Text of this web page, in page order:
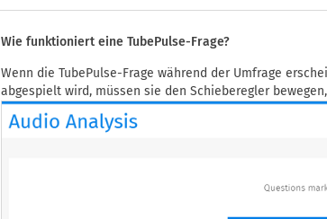
Wie funktioniert eine TubePulse-Frage?
Wenn die TubePulse-Frage während der Umfrage
abgespielt wird, müssen sie den Schieberegler